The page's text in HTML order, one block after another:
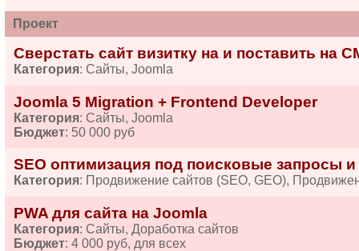
Проект
Сверстать сайт визитку на и поставить на
Категория: Сайты, Joomla
Joomla 5 Migration + Frontend Developer
Категория: Сайты, Joomla
Бюджет: 50 000 руб
SEO оптимизация под поисковые запросы
Категория: Продвижение сайтов (SEO, GEO),
PWA для сайта на Joomla
Категория: Сайты, Доработка сайтов
Бюджет: 4 000 руб, для всех